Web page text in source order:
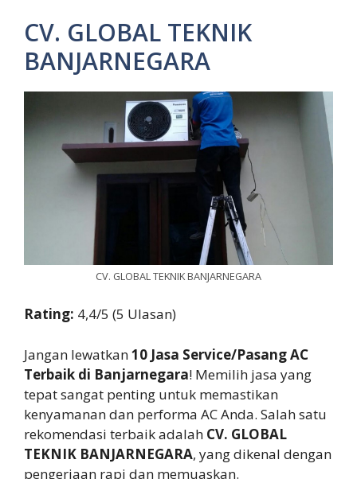
CV. GLOBAL TEKNIK
BANJARNEGARA
CV. GLOBAL TEKNIK BANJARNEGARA
Rating: 4,4/5 (5 Ulasan)
Jangan lewatkan10 Jasa Service/Pasang AC
Terbaik di Banjarnegara! Memilih jasa yang
tepat sangat penting untuk memastikan
kenyamanan dan performa AC Anda. Salah satu
rekomendasi terbaik adalah CV. GLOBAL
TEKNIK BANJARNEGARA, yang dikenal dengan
pengerjaan rapi dan memuaskan.